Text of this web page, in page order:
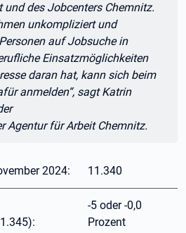
und des Jobcenters Chemnitz.
unkompliziert und
auf Jobsuche in
Einsatzmöglichkeiten
daran hat, kann sich beim
anmelden“, sagt Katrin
Agentur für Arbeit Chemnitz.
2024: 11.340
-5 oder -0,0
Prozent